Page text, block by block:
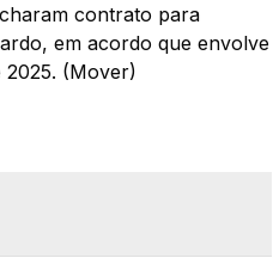
contrato para
em acordo que envolve
2025. (Mover)